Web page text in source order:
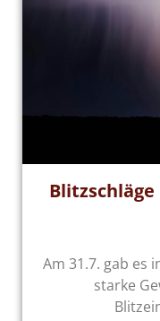
Am 31.7. gab es
starke